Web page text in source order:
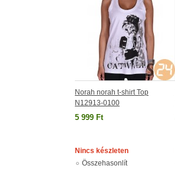
Norah norah t-shirt Top
N12913-0100
5 999 Ft
Nincs készleten
Összehasonlít